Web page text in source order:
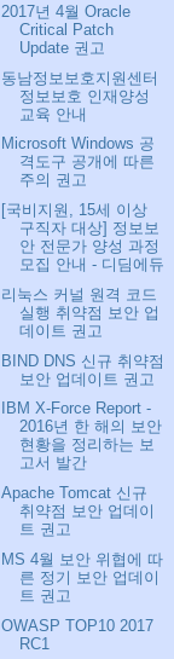
2017년 4월 Oracle
Critical Patch
Update 권고
동남정보보호지원센터
정보보호 인재양성
교육 안내
Microsoft Windows 공
격도구 공개에 따른
주의 권고
[국비지원, 15세 이상
구직자 대상] 정보보
안 전문가 양성 과정
모집 안내 - 디딤에듀
리눅스 커널 원격 코드
실행 취약점 보안 업
데이트 권고
BIND DNS 신규 취약점
보안 업데이트 권고
IBM X-Force Report -
2016년 한 해의 보안
현황을 정리하는 보
고서 발간
Apache Tomcat 신규
취약점 보안 업데이
트 권고
MS 4월 보안 위협에 따
른 정기 보안 업데이
트 권고
OWASP TOP10 2017
RC1